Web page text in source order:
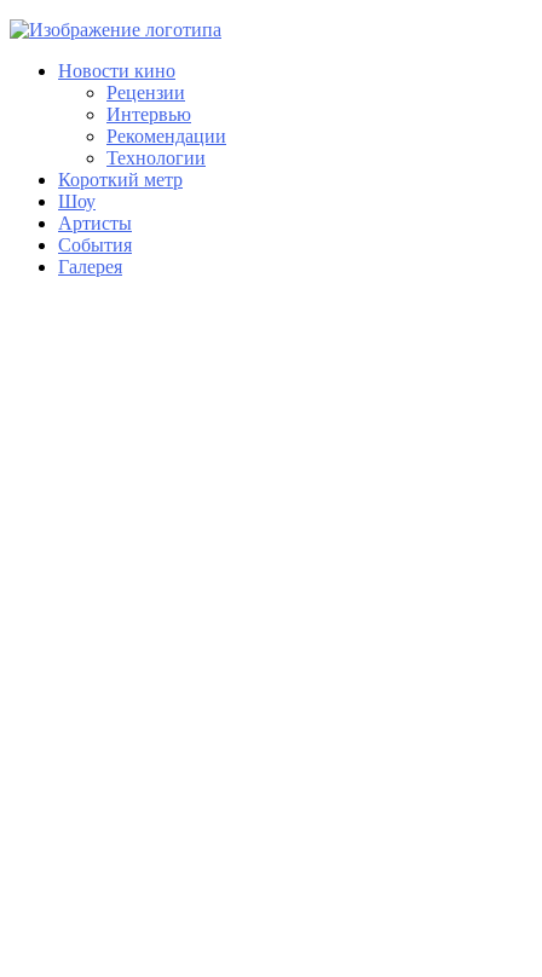
Новости кино
Рецензии
Интервью
Рекомендации
Технологии
Короткий метр
Шоу
Артисты
События
Галерея